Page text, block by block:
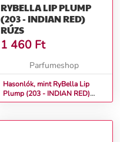
RYBELLA LIP PLUMP
(203 - INDIAN RED)
RÚZS
1 460 Ft
Parfumeshop
Hasonlók, mint RyBella Lip
Plump (203 - INDIAN RED)
Rúzs